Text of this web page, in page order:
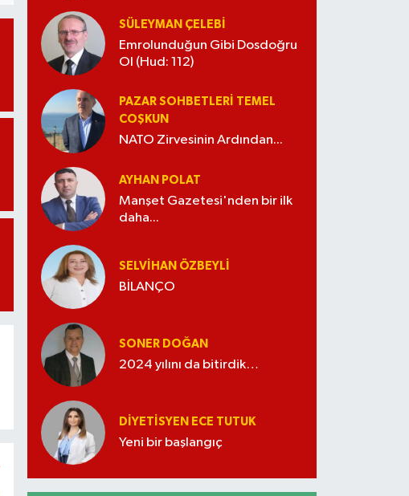
SÜLEYMAN ÇELEBI
Emrolunduğun Gibi Dosdoğru
Ol (Hud: 112)
PAZAR SOHBETLERI TEMEL
COŞKUN
NATO Zirvesinin Ardından...
AYHAN POLAT
Manşet Gazetesi'nden bir ilk
daha...
SELVIHAN ÖZBEYLI
BİLANÇO
SONER DOĞAN
2024 yılını da bitirdik…
DIYETISYEN ECE TUTUK
Yeni bir başlangıç